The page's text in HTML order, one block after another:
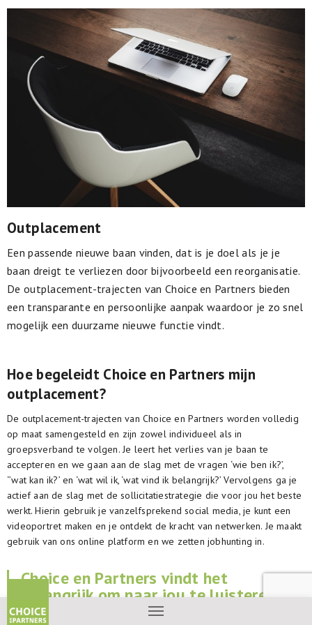
Outplacement
Een passende nieuwe baan vinden, dat is je doel als je je
baan dreigt te verliezen door bijvoorbeeld een reorganisatie.
De outplacement-trajecten van Choice en Partners bieden
een transparante en persoonlijke aanpak waardoor je zo snel
mogelijk een duurzame nieuwe functie vindt.
Hoe begeleidt Choice en Partners mijn
outplacement?
De outplacement-trajecten van Choice en Partners worden volledig
op maat samengesteld en zijn zowel individueel als in
groepsverband te volgen. Je leert het verlies van je baan te
accepteren en we gaan aan de slag met de vragen ‘wie ben ik?’,
‘’wat kan ik?’ en ‘wat wil ik, ‘wat vind ik belangrijk?’ Vervolgens ga je
actief aan de slag met de sollicitatiestrategie die voor jou het beste
werkt. Hierin gebruik je vanzelfsprekend social media, je kunt een
videoportret maken en je ontdekt de kracht van netwerken. Je maakt
gebruik van ons online platform en we zetten jobhunting in.
Choice en Partners vindt het
belangrijk om naar jou te luisteren en
kiest dan ook voor een persoonlijke